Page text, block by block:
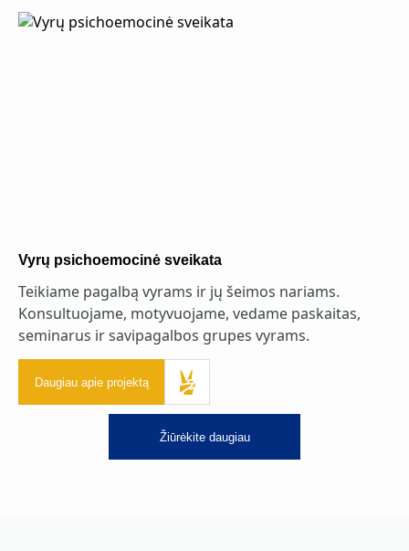
Vyrų psichoemocinė sveikata
Teikiame pagalbą vyrams ir jų šeimos nariams.
Konsultuojame, motyvuojame, vedame paskaitas,
seminarus ir savipagalbos grupes vyrams.
Daugiau apie projektą
Žiūrėkite daugiau